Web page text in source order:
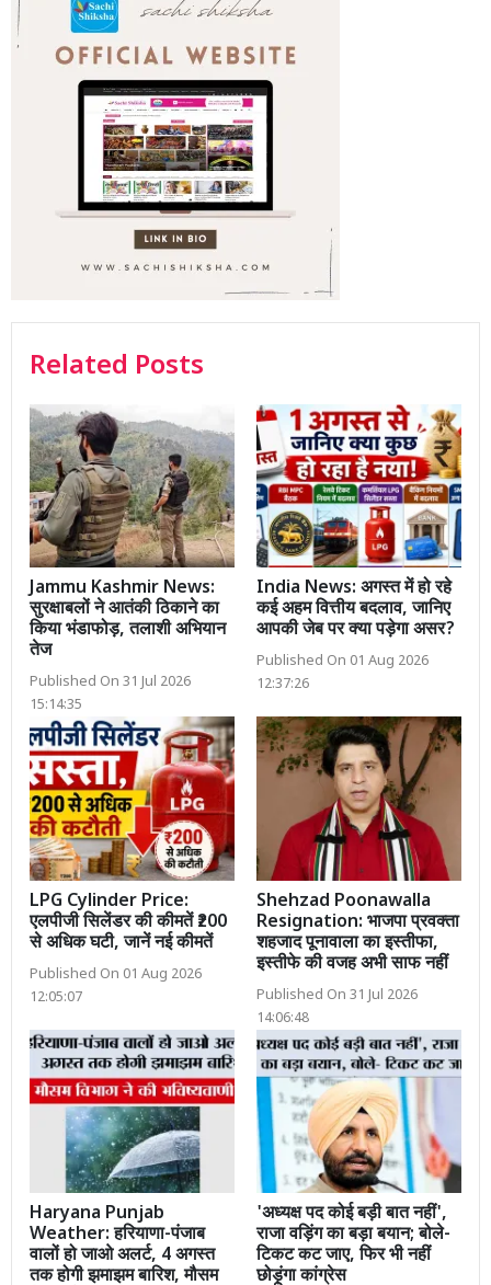
Related Posts
Jammu Kashmir News:
सुरक्षाबलों ने आतंकी ठिकाने का
किया भंडाफोड़, तलाशी अभियान
तेज
Published On 31 Jul 2026
15:14:35
India News: अगस्त में हो रहे
कई अहम वित्तीय बदलाव, जानिए
आपकी जेब पर क्या पड़ेगा असर?
Published On 01 Aug 2026
12:37:26
LPG Cylinder Price:
एलपीजी सिलेंडर की कीमतें ₹200
से अधिक घटी, जानें नई कीमतें
Published On 01 Aug 2026
12:05:07
Shehzad Poonawalla
Resignation: भाजपा प्रवक्ता
शहजाद पूनावाला का इस्तीफा,
इस्तीफे की वजह अभी साफ नहीं
Published On 31 Jul 2026
14:06:48
Haryana Punjab
Weather: हरियाणा-पंजाब
वालों हो जाओ अलर्ट, 4 अगस्त
तक होगी झमाझम बारिश, मौसम
'अध्यक्ष पद कोई बड़ी बात नहीं',
राजा वड़िंग का बड़ा बयान; बोले-
टिकट कट जाए, फिर भी नहीं
छोड़ूंगा कांग्रेस